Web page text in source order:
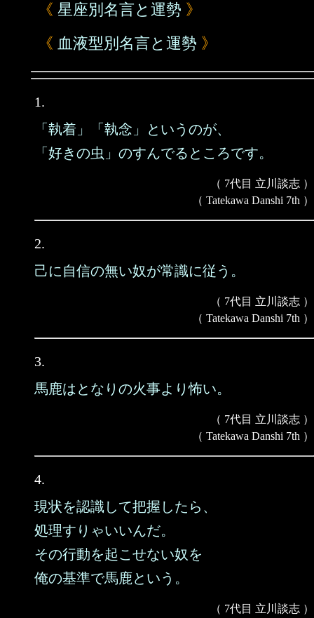
《 星座別名言と運勢 》
《 血液型別名言と運勢 》
1.
「執着」「執念」というのが、
「好きの虫」のすんでるところです。
（ 7代目 立川談志 ）
（ Tatekawa Danshi 7th ）
2.
己に自信の無い奴が常識に従う。
（ 7代目 立川談志 ）
（ Tatekawa Danshi 7th ）
3.
馬鹿はとなりの火事より怖い。
（ 7代目 立川談志 ）
（ Tatekawa Danshi 7th ）
4.
現状を認識して把握したら、
処理すりゃいいんだ。
その行動を起こせない奴を
俺の基準で馬鹿という。
（ 7代目 立川談志 ）